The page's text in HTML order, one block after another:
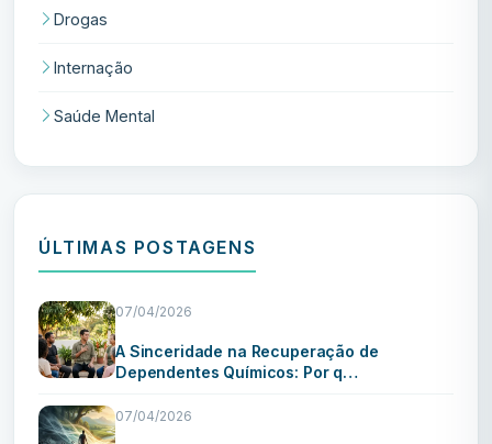
Drogas
Internação
Saúde Mental
ÚLTIMAS POSTAGENS
07/04/2026
A Sinceridade na Recuperação de
Dependentes Químicos: Por q…
07/04/2026